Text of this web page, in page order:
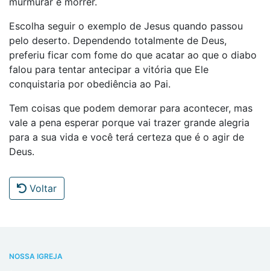
Escolha seguir o exemplo de Jesus quando passou
pelo deserto. Dependendo totalmente de Deus,
preferiu ficar com fome do que acatar ao que o diabo
falou para tentar antecipar a vitória que Ele
conquistaria por obediência ao Pai.
Tem coisas que podem demorar para acontecer, mas
vale a pena esperar porque vai trazer grande alegria
para a sua vida e você terá certeza que é o agir de
Deus.
Voltar
NOSSA IGREJA